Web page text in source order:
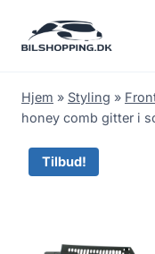
Hjem » Styling »
honey comb gitter i
Tilbud!